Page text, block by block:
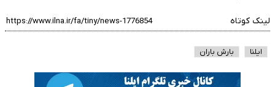
لینک کوتاه
ایلنا بارش باران